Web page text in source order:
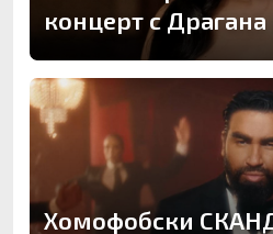
концерт с
Хомофобски